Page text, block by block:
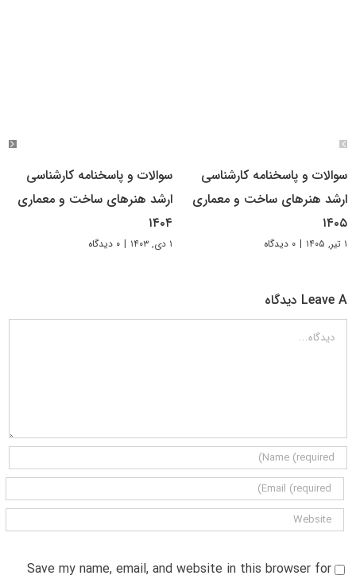
سوالات و پاسخنامه کارشناسی
ارشد هنرهای ساخت و معماری
۱۴۰۵
۱ تیر, ۱۴۰۵ | ۰ دیدگاه
سوالات و پاسخنامه کارشناسی
ارشد هنرهای ساخت و معماری
۱۴۰۴
۱ دی, ۱۴۰۳ | ۰ دیدگاه
Leave A دیدگاه
دیدگاه
Save my name, email, and website in this browser for